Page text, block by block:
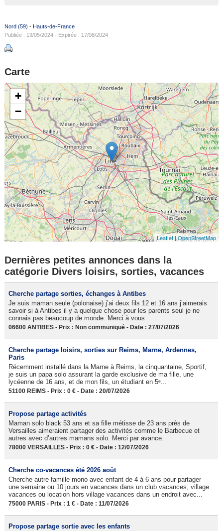
Nord (59) - Hauts-de-France
Publiée : 19/05/2024 - Expirée : 17/08/2024
Carte
+
−
Leaflet |OpenStreetMap
Dernières petites annonces dans la
catégorie Divers loisirs, sorties, vacances
Cherche partage sorties, échanges à Antibes
Je suis maman seule (polonaise) j’ai deux fils 12 et 16 ans j’aimerais
savoir si à Antibes il y a quelque chose pour les parents seul je ne
connais pas beaucoup de monde. Merci à vous
06600 ANTIBES - Prix : Non communiqué - Date : 27/07/2026
Cherche partage loisirs, sorties sur Reims, Marne, Ardennes,
Paris
Récemment installé dans la Marne à Reims, la cinquantaine, Sportif,
je suis un papa solo assurant la garde exclusive de ma fille, une
lycéenne de 16 ans, et de mon fils, un étudiant en 5ᵉ...
51100 REIMS - Prix : 0 € - Date : 20/07/2026
Propose partage activités
Maman solo black 53 ans et sa fille métisse de 23 ans près de
Versailles aimeraient partager des activités comme le Barbecue et
autres avec d’autres mamans solo. Merci par avance.
78000 VERSAILLES - Prix : 0 € - Date : 12/07/2026
Cherche co-vacances été 2026 août
Cherche autre famille mono avec enfant de 4 à 6 ans pour partager
une semaine ou 10 jours en vacances dans un club vacances, village
vacances ou location hors village vacances dans un endroit avec...
75000 PARIS - Prix : 1 € - Date : 11/07/2026
Propose partage sortie avec les enfants